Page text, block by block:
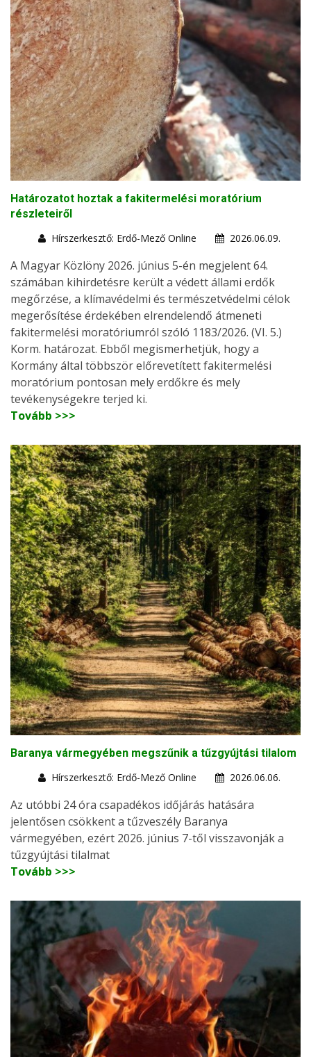
Határozatot hoztak a fakitermelési moratórium
részleteiről
Hírszerkesztő: Erdő-Mező Online
2026.06.09.
A Magyar Közlöny 2026. június 5-én megjelent 64.
számában kihirdetésre került a védett állami erdők
megőrzése, a klímavédelmi és természetvédelmi célok
megerősítése érdekében elrendelendő átmeneti
fakitermelési moratóriumról szóló 1183/2026. (VI. 5.)
Korm. határozat. Ebből megismerhetjük, hogy a
Kormány által többször előrevetített fakitermelési
moratórium pontosan mely erdőkre és mely
tevékenységekre terjed ki.
Tovább >>>
Baranya vármegyében megszűnik a tűzgyújtási tilalom
Hírszerkesztő: Erdő-Mező Online
2026.06.06.
Az utóbbi 24 óra csapadékos időjárás hatására
jelentősen csökkent a tűzveszély Baranya
vármegyében, ezért 2026. június 7-től visszavonják a
tűzgyújtási tilalmat
Tovább >>>